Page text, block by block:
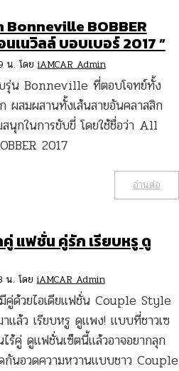
Bonneville BOBBER
เนวิลล์ บอบเบอร์ 2017 ”
น. โดย iAMCAR Admin
บรุ่น Bonneville ที่ตอบโจทย์ทั้ง
ผสมผสานทั้งเส้นสายอันคลาสสิก
นุกในการขับขี่ โดยใช้ชื่อว่า All
2017
อ่านต่อ
แฟชั่น คู่รัก เรียบหรู ดู
น. โดย iAMCAR Admin
ด้วยไอเดียแฟชั่น Couple Style
ล้ว เรียบหรู ดูแพง! แบบที่ชาวเซ
คู่ ดูแฟชั่นเซ็ตนี้แล้วอาจอยากลุก
กันอวดความหวานแบบชาว Couple